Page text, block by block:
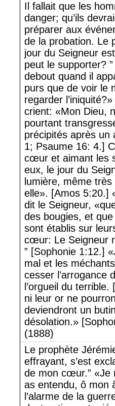
Il fallait que les
danger; qu’ils
préparer aux
de la probation. Le
jour du Seigneur
peut le supporter?
debout quand il
purs que de voir le
regarder
crient: «Mon Dieu,
pourtant
précipités après un
1; Psaume 16: 4.]
cœur et aimant les
eux, le jour du
lumière, même
elle». [Amos 5:20.]
dit le Seigneur,
des bougies, et
sont établis sur
cœur: Le Seigneur
” [Sophonie 1:12.]
mal et les
cesser l’arrogance
l’orgueil du
ni leur or ne
deviendront un
désolation.»
(1888)
Le prophète
effrayant, s’est
de mon cœur.” «Je
as entendu, ô mon
l’alarme de la